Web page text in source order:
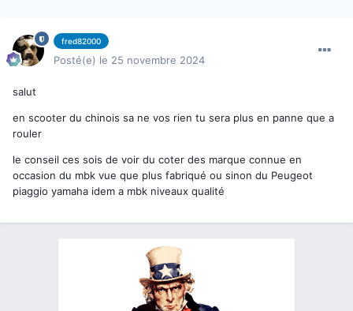
fred82000
Posté(e) le 25 novembre 2024
salut
en scooter du chinois sa ne vos rien tu sera plus en panne que a
rouler
le conseil ces sois de voir du coter des marque connue en
occasion du mbk vue que plus fabriqué ou sinon du Peugeot
piaggio yamaha idem a mbk niveaux qualité